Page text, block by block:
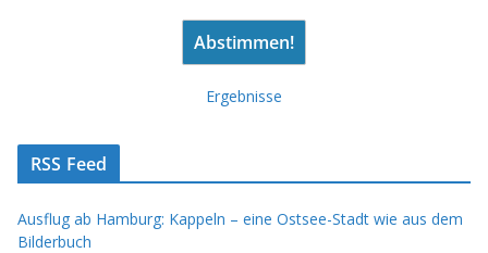
Ergebnisse
RSS Feed
Ausflug ab Hamburg: Kappeln – eine Ostsee-Stadt wie aus dem
Bilderbuch